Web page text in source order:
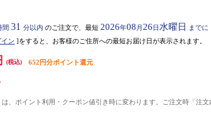
間 31 分以内 のご注文で、最短 2026年08 月 26日 水曜日 までに
イン ]をすると、お客様のご住所への最短お届け日が表示されます。
(税込) 652円分ポイント還元
、ポイント利用・クーポン値引き時に変わります。ご注文時「注